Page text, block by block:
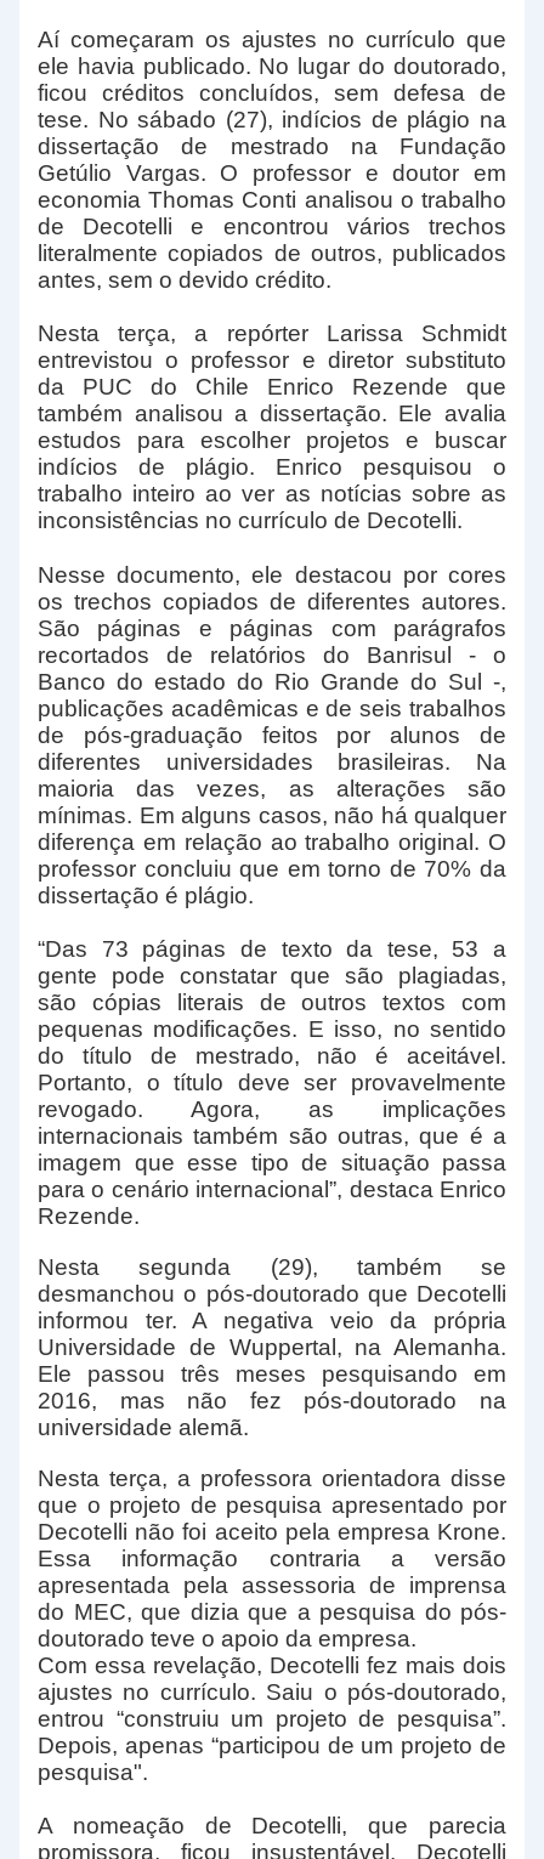
Aí começaram os ajustes no currículo que
ele havia publicado. No lugar do doutorado,
ficou créditos concluídos, sem defesa de
tese. No sábado (27), indícios de plágio na
dissertação de mestrado na Fundação
Getúlio Vargas. O professor e doutor em
economia Thomas Conti analisou o trabalho
de Decotelli e encontrou vários trechos
literalmente copiados de outros, publicados
antes, sem o devido crédito.
Nesta terça, a repórter Larissa Schmidt
entrevistou o professor e diretor substituto
da PUC do Chile Enrico Rezende que
também analisou a dissertação. Ele avalia
estudos para escolher projetos e buscar
indícios de plágio. Enrico pesquisou o
trabalho inteiro ao ver as notícias sobre as
inconsistências no currículo de Decotelli.
Nesse documento, ele destacou por cores
os trechos copiados de diferentes autores.
São páginas e páginas com parágrafos
recortados de relatórios do Banrisul - o
Banco do estado do Rio Grande do Sul -,
publicações acadêmicas e de seis trabalhos
de pós-graduação feitos por alunos de
diferentes universidades brasileiras. Na
maioria das vezes, as alterações são
mínimas. Em alguns casos, não há qualquer
diferença em relação ao trabalho original. O
professor concluiu que em torno de 70% da
dissertação é plágio.
“Das 73 páginas de texto da tese, 53 a
gente pode constatar que são plagiadas,
são cópias literais de outros textos com
pequenas modificações. E isso, no sentido
do título de mestrado, não é aceitável.
Portanto, o título deve ser provavelmente
revogado. Agora, as implicações
internacionais também são outras, que é a
imagem que esse tipo de situação passa
para o cenário internacional”, destaca Enrico
Rezende.
Nesta segunda (29), também se
desmanchou o pós-doutorado que Decotelli
informou ter. A negativa veio da própria
Universidade de Wuppertal, na Alemanha.
Ele passou três meses pesquisando em
2016, mas não fez pós-doutorado na
universidade alemã.
Nesta terça, a professora orientadora disse
que o projeto de pesquisa apresentado por
Decotelli não foi aceito pela empresa Krone.
Essa informação contraria a versão
apresentada pela assessoria de imprensa
do MEC, que dizia que a pesquisa do pós-
doutorado teve o apoio da empresa.
Com essa revelação, Decotelli fez mais dois
ajustes no currículo. Saiu o pós-doutorado,
entrou “construiu um projeto de pesquisa”.
Depois, apenas “participou de um projeto de
pesquisa".
A nomeação de Decotelli, que parecia
promissora, ficou insustentável. Decotelli